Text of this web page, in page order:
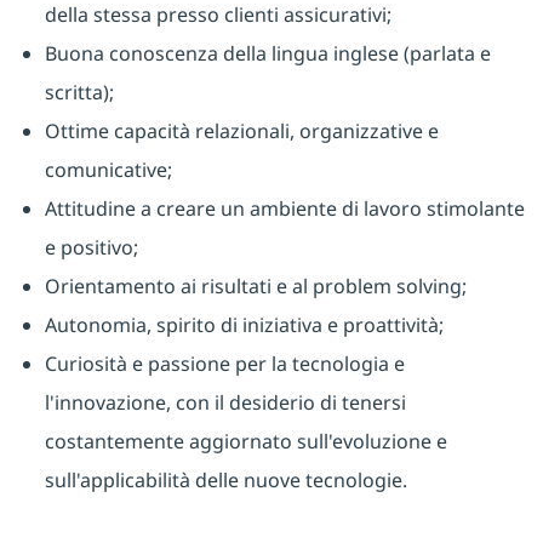
della stessa presso clienti assicurativi;
Buona conoscenza della lingua inglese (parlata e
scritta);
Ottime capacità relazionali, organizzative e
comunicative;
Attitudine a creare un ambiente di lavoro stimolante
e positivo;
Orientamento ai risultati e al problem solving;
Autonomia, spirito di iniziativa e proattività;
Curiosità e passione per la tecnologia e
l'innovazione, con il desiderio di tenersi
costantemente aggiornato sull'evoluzione e
sull'applicabilità delle nuove tecnologie.